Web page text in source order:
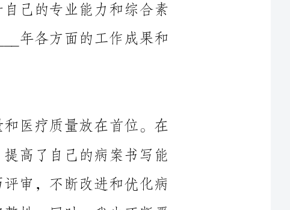
的控制和患者手术后的康复。在医疗质量方面，我积极参与医院
的质量控制活动，提出改进建议，并在实际工作中进行不断调整
作为主治医生，我始终把病案质量和医疗质量放在首位。在
格要求自己的医疗操作流程，注重手术操作规范，确保手术风险